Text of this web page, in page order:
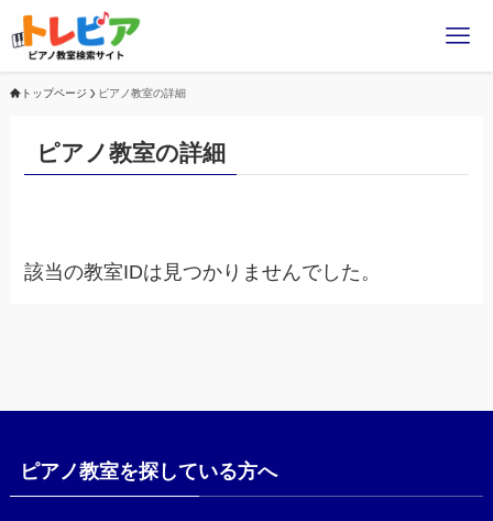
トップページ ピアノ教室の詳細
ピアノ教室の詳細
該当の教室IDは見つかりませんでした。
ピアノ教室を探している方へ